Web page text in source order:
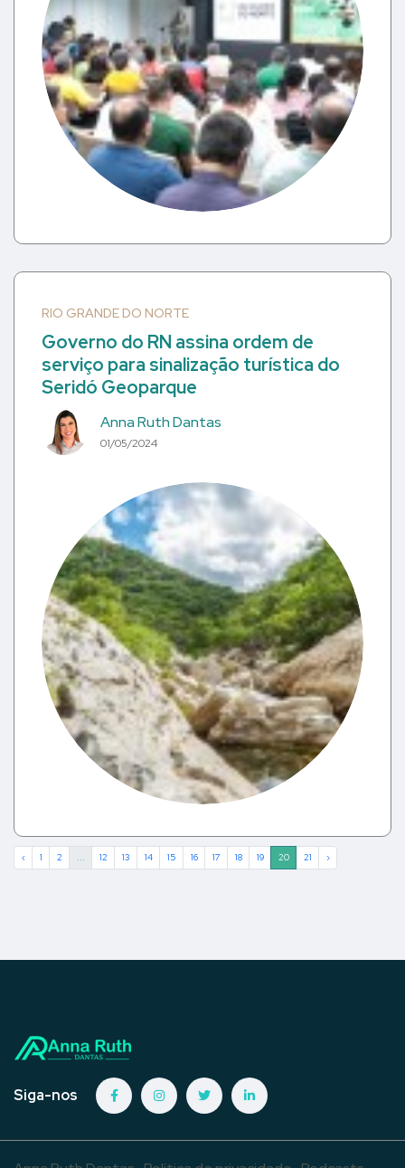
RIO GRANDE DO NORTE
Governo do RN assina ordem de
serviço para sinalização turística do
Seridó Geoparque
Anna Ruth Dantas
01/05/2024
‹ 1 2 ... 12 13 14 15 16 17 18 19 20 21 ›
Siga-nos